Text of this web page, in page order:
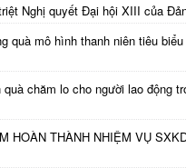
Nghị quyết Đại hội XIII của
quà mô hình thanh niên tiêu
chăm lo cho người lao động
HOÀN THÀNH NHIỆM VỤ